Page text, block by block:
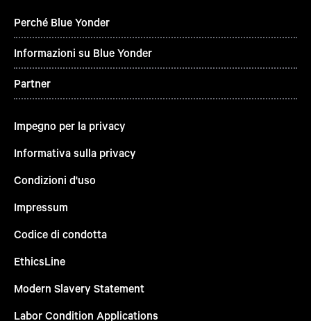
Perché Blue Yonder
Informazioni su Blue Yonder
Partner
Impegno per la privacy
Informativa sulla privacy
Condizioni d'uso
Impressum
Codice di condotta
EthicsLine
Modern Slavery Statement
Labor Condition Applications